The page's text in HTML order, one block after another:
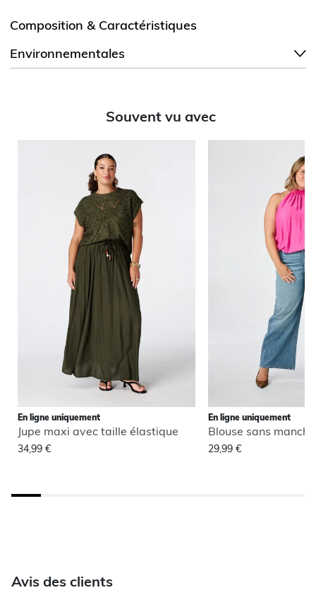
Composition & Caractéristiques
Environnementales
Souvent vu avec
En ligne uniquement
Jupe maxi avec taille élastique
34,99 €
En ligne uniquement
29,99 €
Avis des clients